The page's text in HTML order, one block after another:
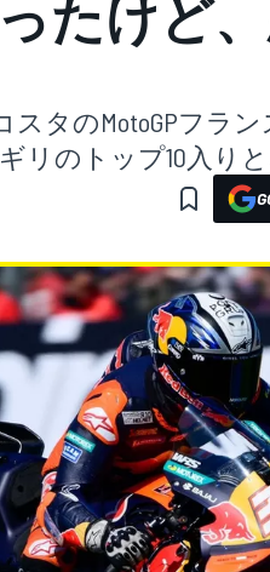
たけど
スタのMotoGPフラ
リのトップ10入り